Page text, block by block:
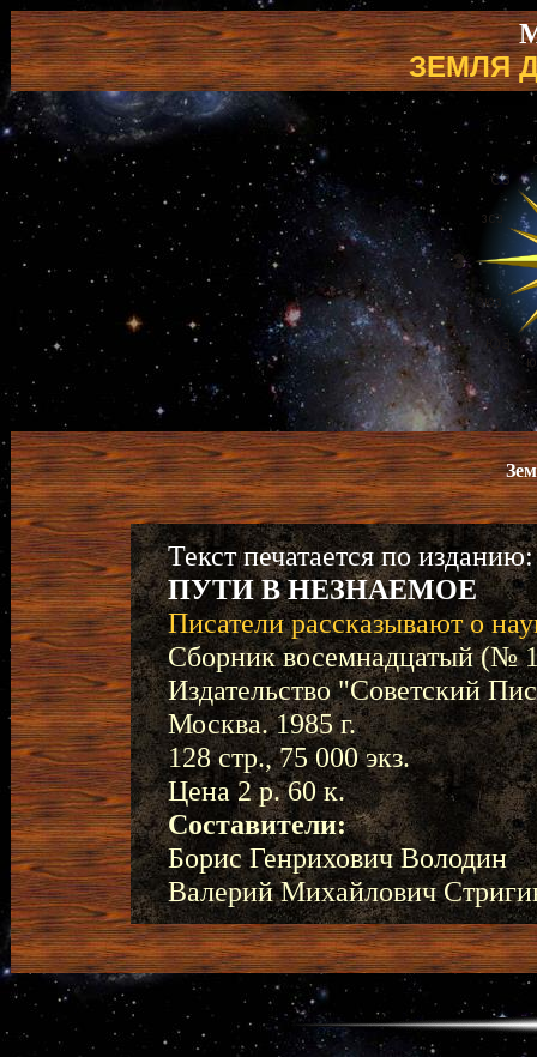
ЗЕМЛЯ
Текст печатается по изданию:
ПУТИ В НЕЗНАЕМОЕ
Писатели рассказывают о
Сборник восемнадцатый (№
Издательство "Советский
Москва. 1985 г.
128 стр., 75 000 экз.
Цена 2 р. 60 к.
Составители:
Борис Генрихович Володин
Валерий Михайлович